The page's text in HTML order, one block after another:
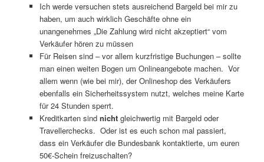
Ich werde versuchen stets ausreichend Bargeld bei mir zu
haben, um auch wirklich Geschäfte ohne ein
unangenehmes „Die Zahlung wird nicht akzeptiert“ vom
Verkäufer hören zu müssen
Für Reisen sind – vor allem kurzfristige Buchungen – sollte
man einen weiten Bogen um Onlineangebote machen. Vor
allem wenn (wie bei mir), der Onlineshop des Verkäufers
ebenfalls ein Sicherheitssystem nutzt, welches meine Karte
für 24 Stunden sperrt.
Kreditkarten sind nichtgleichwertig mit Bargeld oder
Travellerchecks. Oder ist es euch schon mal passiert,
dass ein Verkäufer die Bundesbank kontaktierte, um euren
50€-Schein freizuschalten?